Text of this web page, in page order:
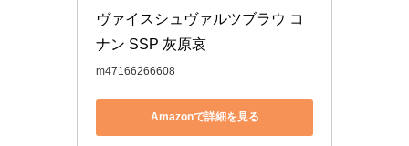
ヴァイスシュヴァルツブラウ コ
ナン SSP 灰原哀
m47166266608
Amazonで詳細を見る